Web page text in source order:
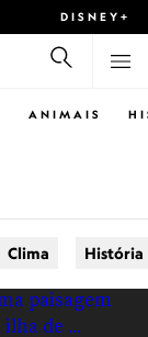
DISNEY+
ANIMAIS
Clima História